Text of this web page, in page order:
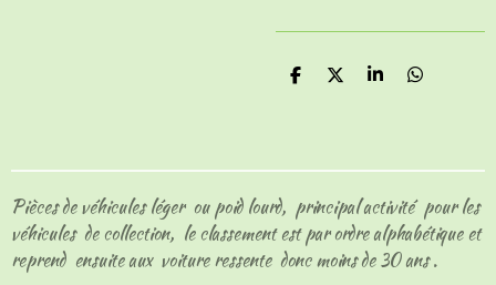
P
g
r
P
g
r
P
g
r
P
g
r
Pièces de véhicules léger ou poid lourd, principal activité pour les
véhicules de collection, le classement est par ordre alphabétique et
reprend ensuite aux voiture ressente donc moins de 30 ans .